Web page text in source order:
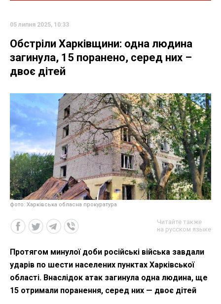
05 липня 2025, 10:33
Обстріли Харківщини: одна людина
загинула, 15 поранено, серед них –
двоє дітей
фото: Харківська обласна прокуратура
Читайте также
на русском языке
Протягом минулої доби російські війська завдали
ударів по шести населених пунктах Харківської
області. Внаслідок атак загинула одна людина, ще
15 отримали поранення, серед них — двоє дітей